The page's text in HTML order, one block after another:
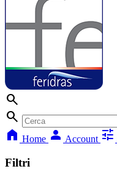
search
search
home Home person Account tune
Filtri